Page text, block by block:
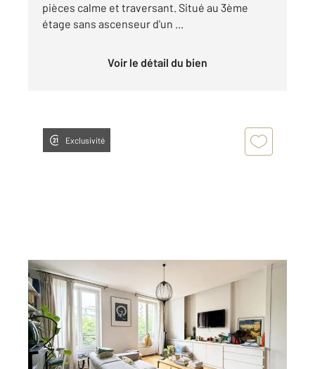
pièces calme et traversant. Situé au 3ème
étage sans ascenseur d'un ...
Voir le détail du bien
Exclusivité
PARIS 75019
44,03 m2, 2 pièces
Ref : 9350
Appartement F2 à vendre
420 000 €